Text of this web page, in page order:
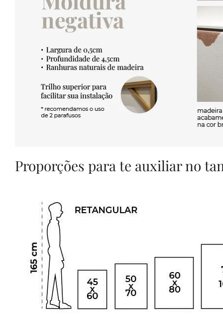
Proporções para te auxiliar no